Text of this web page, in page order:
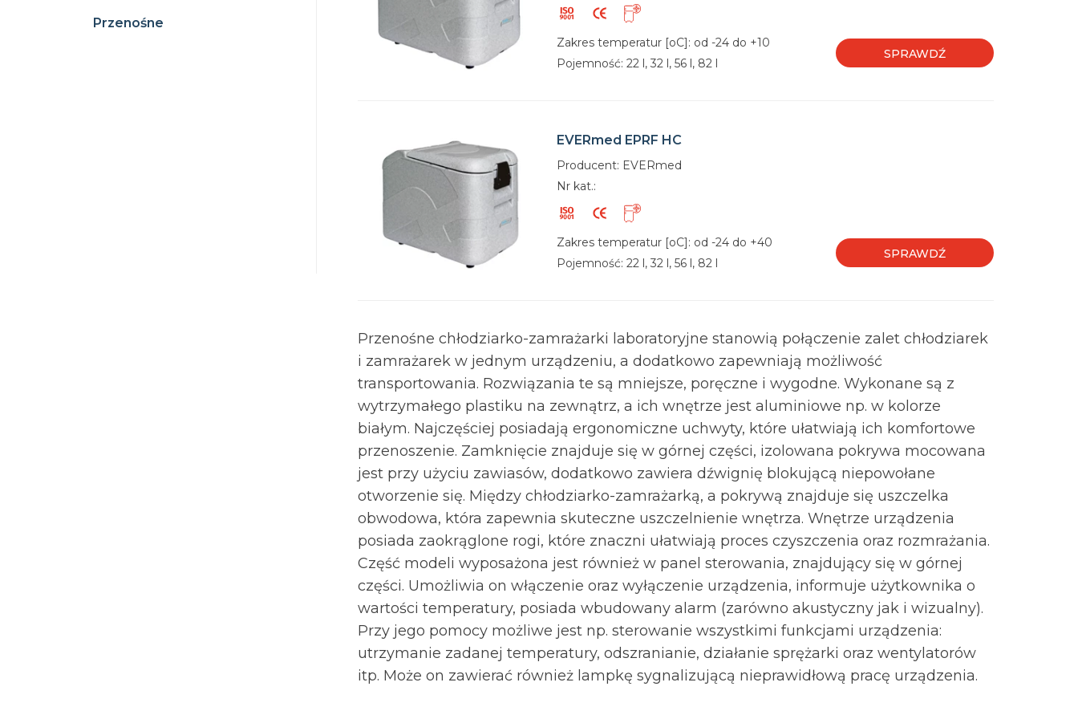
Przenośne
Zakres temperatur [oC]: od -24 do +10
Pojemność: 22 l, 32 l, 56 l, 82 l
SPRAWDŹ
EVERmed EPRF HC
Producent: EVERmed
Nr kat.:
Zakres temperatur [oC]: od -24 do +40
Pojemność: 22 l, 32 l, 56 l, 82 l
SPRAWDŹ
Przenośne chłodziarko-zamrażarki laboratoryjne stanowią połączenie zalet chłodziarek
i zamrażarek w jednym urządzeniu, a dodatkowo zapewniają możliwość
transportowania. Rozwiązania te są mniejsze, poręczne i wygodne. Wykonane są z
wytrzymałego plastiku na zewnątrz, a ich wnętrze jest aluminiowe np. w kolorze
białym. Najczęściej posiadają ergonomiczne uchwyty, które ułatwiają ich komfortowe
przenoszenie. Zamknięcie znajduje się w górnej części, izolowana pokrywa mocowana
jest przy użyciu zawiasów, dodatkowo zawiera dźwignię blokującą niepowołane
otworzenie się. Między chłodziarko-zamrażarką, a pokrywą znajduje się uszczelka
obwodowa, która zapewnia skuteczne uszczelnienie wnętrza. Wnętrze urządzenia
posiada zaokrąglone rogi, które znaczni ułatwiają proces czyszczenia oraz rozmrażania.
Część modeli wyposażona jest również w panel sterowania, znajdujący się w górnej
części. Umożliwia on włączenie oraz wyłączenie urządzenia, informuje użytkownika o
wartości temperatury, posiada wbudowany alarm (zarówno akustyczny jak i wizualny).
Przy jego pomocy możliwe jest np. sterowanie wszystkimi funkcjami urządzenia:
utrzymanie zadanej temperatury, odszranianie, działanie sprężarki oraz wentylatorów
itp. Może on zawierać również lampkę sygnalizującą nieprawidłową pracę urządzenia.